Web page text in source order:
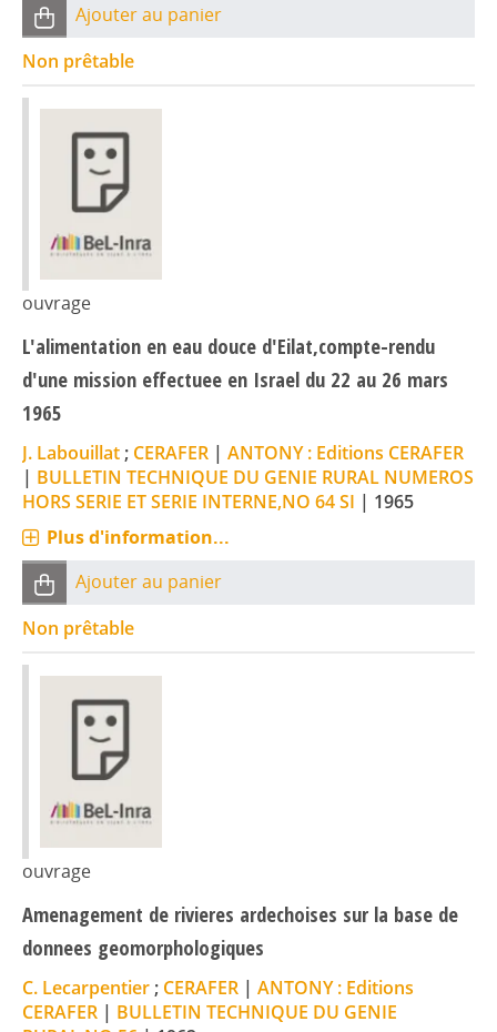
Ajouter au panier
Non prêtable
ouvrage
L'alimentation en eau douce d'Eilat,compte-rendu
d'une mission effectuee en Israel du 22 au 26 mars
1965
J. Labouillat; CERAFER | ANTONY : Editions CERAFER
| BULLETIN TECHNIQUE DU GENIE RURAL NUMEROS
HORS SERIE ET SERIE INTERNE,NO 64 SI | 1965
Plus d'information...
Ajouter au panier
Non prêtable
ouvrage
Amenagement de rivieres ardechoises sur la base de
donnees geomorphologiques
C. Lecarpentier ; CERAFER | ANTONY : Editions
CERAFER | BULLETIN TECHNIQUE DU GENIE